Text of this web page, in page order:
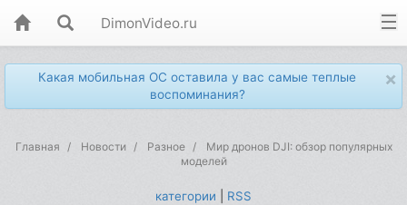
DimonVideo.ru
×
Какая мобильная ОС оставила у вас самые теплые
воспоминания?
Главная Новости Разное
Мир дронов DJI: обзор популярных
моделей
категории RSS